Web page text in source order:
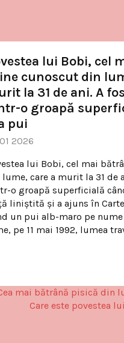
lui Bobi, cel
cunoscut din
la 31 de ani. A
o groapă
pui
2026
lui Bobi, cel mai
care a murit la 31 de
o groapă superficială
liniștită și a ajuns în
un pui alb-maro pe
pe 11 mai 1992, lumea